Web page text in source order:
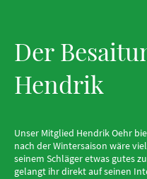
Der
Hendrik
Unser Mitglied Hendrik Oehr
nach der Wintersaison wäre
seinem Schläger etwas gutes
gelangt ihr direkt auf seinen